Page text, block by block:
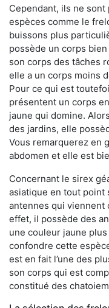
Cependant, ils ne
espèces comme le
buissons plus
possède un corps
son corps des tâches
elle a un corps moins
Pour ce qui est
présentent un corps
jaune qui domine.
des jardins, elle
Vous remarquerez en
abdomen et elle est
Concernant le sirex
asiatique en tout point
antennes qui viennent
effet, il possède des
une couleur jaune
confondre cette
est en fait l’une des
son corps qui est
constitué des